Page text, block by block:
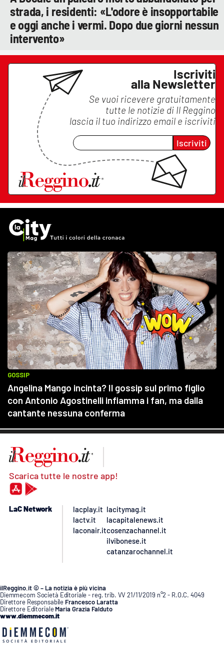
strada, i residenti: «L'odore è insopportabile
e oggi anche i vermi. Dopo due giorni nessun
intervento»
Iscriviti
alla Newsletter
Se vuoi ricevere gratuitamente
tutte le notizie di Il Reggino
lascia il tuo indirizzo email e iscriviti
Iscriviti
Scarica tutte le nostre app!
LaC Network
lacplay.it
lactv.it
laconair.it
lacitymag.it
lacapitalenews.it
cosenzachannel.it
ilvibonese.it
catanzarochannel.it
ilReggino.it © – La notizia è più vicina
Diemmecom Società Editoriale - reg. trib. VV 21/11/2019 n°2 - R.O.C. 4049
Direttore Responsabile Francesco Laratta
Direttore Editoriale Maria Grazia Falduto
www.diemmecom.it